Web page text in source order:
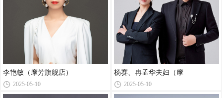
李艳敏（摩芳旗舰店）
2025-05-10
杨赛、冉孟华夫妇（摩
2025-05-10